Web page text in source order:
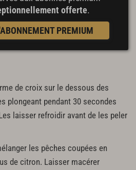
offerte.
PREMIUM
de croix sur le dessous des
plongeant pendant 30 secondes
laisser refroidir avant de les peler
les pêches coupées en
de citron. Laisser macérer